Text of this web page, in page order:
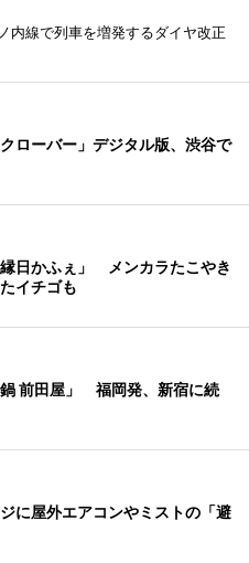
内線で列車を増発するダイヤ改正
ローバー」デジタル版、渋谷で
日かふぇ」 メンカラたこやき
イチゴも
前田屋」 福岡発、新宿に続
に屋外エアコンやミストの「避